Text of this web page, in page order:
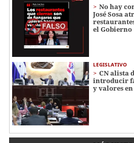
No hay
José Sosa
el Gobierno
LEGISLATIVO
CN alista
introducir
y valores en